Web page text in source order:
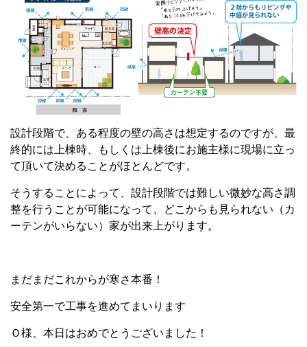
設計段階で、ある程度の壁の高さは想定するのですが、最
終的には上棟時、もしくは上棟後にお施主様に現場に立っ
て頂いて決めることがほとんどです。
そうすることによって、設計段階では難しい微妙な高さ調
整を行うことが可能になって、どこからも見られない（カ
ーテンがいらない）家が出来上がります。
まだまだこれからが寒さ本番！
安全第一で工事を進めてまいります
Ｏ様、本日はおめでとうございました！